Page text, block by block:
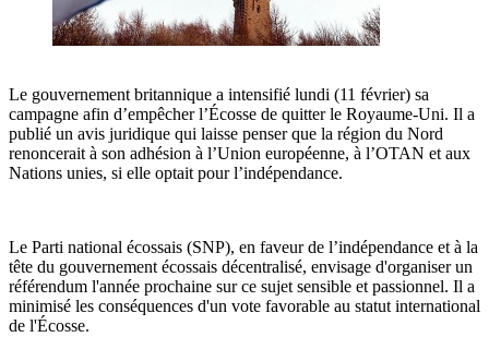
Le gouvernement britannique a intensifié lundi (11 février) sa
campagne afin d’empêcher l’Écosse de quitter le Royaume-Uni. Il a
publié un avis juridique qui laisse penser que la région du Nord
renoncerait à son adhésion à l’Union européenne, à l’OTAN et aux
Nations unies, si elle optait pour l’indépendance.
Le Parti national écossais (SNP), en faveur de l’indépendance et à la
tête du gouvernement écossais décentralisé, envisage d'organiser un
référendum l'année prochaine sur ce sujet sensible et passionnel. Il a
minimisé les conséquences d'un vote favorable au statut international
de l'Écosse.